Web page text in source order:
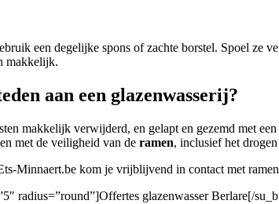
een degelijke spons of zachte borstel. Spoel ze
makkelijk.
aan een glazenwasserij?
makkelijk verwijderd, en gelapt en gezemd met
met de veiligheid van de ramen, inclusief het
Minnaert.be kom je vrijblijvend in contact met
radius=”round”]Offertes glazenwasser Berlare[/